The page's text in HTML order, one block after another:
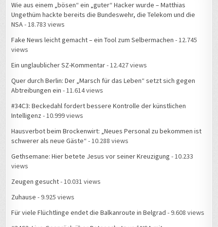
Wie aus einem „bösen“ ein „guter“ Hacker wurde – Matthias
Ungethüm hackte bereits die Bundeswehr, die Telekom und die
NSA- 18.783 views
Fake News leicht gemacht – ein Tool zum Selbermachen - 12.745
views
Ein unglaublicher SZ-Kommentar- 12.427 views
Quer durch Berlin: Der „Marsch für das Leben“ setzt sich gegen
Abtreibungen ein - 11.614 views
#34C3: Beckedahl fordert bessere Kontrolle der künstlichen
Intelligenz - 10.999 views
Hausverbot beim Brockenwirt: „Neues Personal zu bekommen ist
schwerer als neue Gäste“ - 10.288 views
Gethsemane: Hier betete Jesus vor seiner Kreuzigung - 10.233
views
Zeugen gesucht- 10.031 views
Zuhause - 9.925 views
Für viele Flüchtlinge endet die Balkanroute in Belgrad - 9.608 views